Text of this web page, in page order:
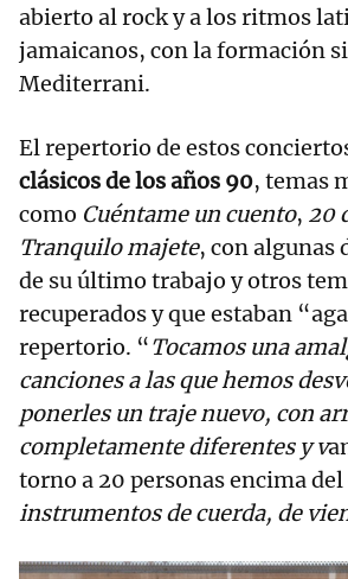
abierto al rock y a los ritmos
jamaicanos, con la formación
Mediterrani.
El repertorio de estos
clásicos de los años 90, temas
como Cuéntame un cuento, 20
Tranquilo majete, con algunas
de su último trabajo y otros
recuperados y que estaban
repertorio. “Tocamos una
canciones a las que hemos
ponerles un traje nuevo, con
completamente diferentes y v
torno a 20 personas encima
instrumentos de cuerda, de